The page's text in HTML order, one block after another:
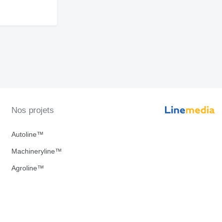
Nos projets
Autoline™
Machineryline™
Agroline™